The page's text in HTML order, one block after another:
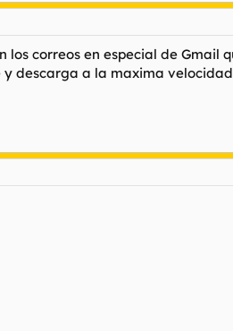
correos en especial de
descarga a la maxima